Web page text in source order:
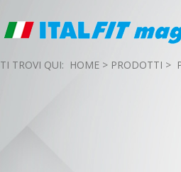
TI TROVI QUI: HOME > PRODOTTI >